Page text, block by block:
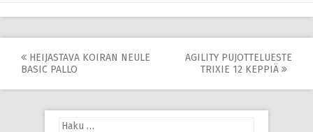
Post
HEIJASTAVA KOIRAN NEULE
BASIC PALLO
AGILITY PUJOTTELUESTE
TRIXIE 12 KEPPIÄ
Haku: